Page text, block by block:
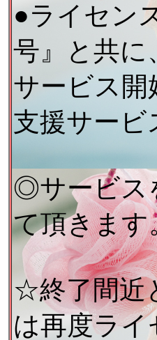
●ライセン
号』と共に
サービス
支援サービ
◎サービス
て頂きます
☆終了間近
は再度ラ